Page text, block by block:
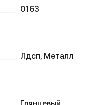
0163
Лдсп, Металл